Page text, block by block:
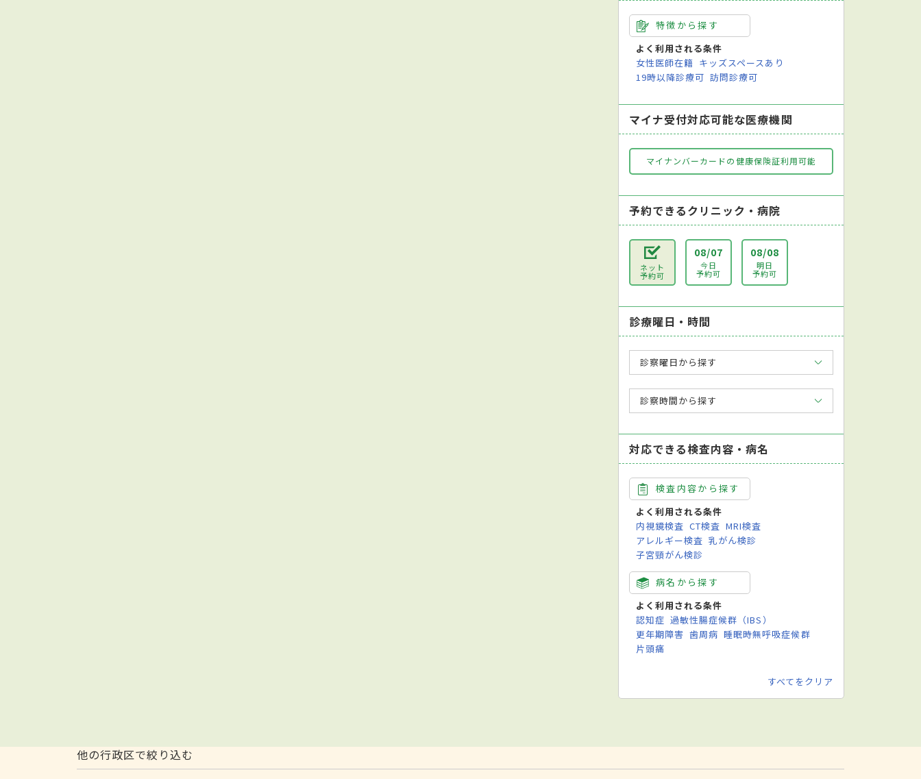
特徴から探す
よく利用される条件
女性医師在籍 キッズスペースあり
19時以降診療可 訪問診療可
マイナ受付対応可能な医療機関
マイナンバーカードの健康保険証利用可能
予約できるクリニック・病院
ネット
予約可
08/07
今日
予約可
08/08
明日
予約可
診療曜日・時間
診察曜日から探す
診察時間から探す
対応できる検査内容・病名
検査内容から探す
よく利用される条件
内視鏡検査 CT検査 MRI検査
アレルギー検査 乳がん検診
子宮頸がん検診
病名から探す
よく利用される条件
認知症 過敏性腸症候群（IBS）
更年期障害 歯周病 睡眠時無呼吸症候群
片頭痛
すべてをクリア
他の行政区で絞り込む